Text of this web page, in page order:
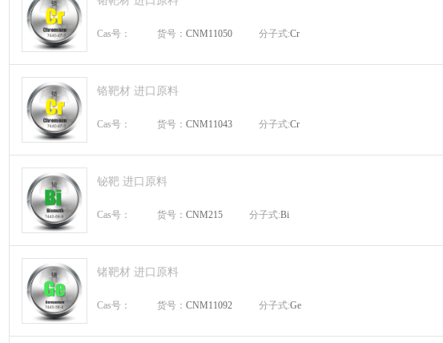
Cas号： 货号： CNM11050 分子式:Cr
铬靶材 进口原料
Cas号： 货号： CNM11043 分子式:Cr
铋靶 进口原料
Cas号： 货号： CNM215 分子式:Bi
锗靶材 进口原料
Cas号： 货号： CNM11092 分子式:Ge